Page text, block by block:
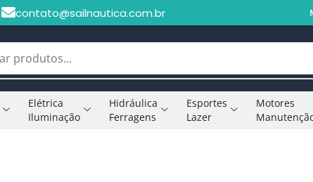
contato@sailnautica.com.br
Elétrica
Iluminação
Hidráulica
Ferragens
Esportes
Lazer
Motores